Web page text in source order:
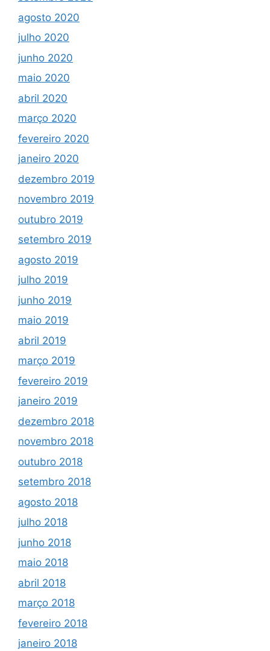
agosto 2020
julho 2020
junho 2020
maio 2020
abril 2020
março 2020
fevereiro 2020
janeiro 2020
dezembro 2019
novembro 2019
outubro 2019
setembro 2019
agosto 2019
julho 2019
junho 2019
maio 2019
abril 2019
março 2019
fevereiro 2019
janeiro 2019
dezembro 2018
novembro 2018
outubro 2018
setembro 2018
agosto 2018
julho 2018
junho 2018
maio 2018
abril 2018
março 2018
fevereiro 2018
janeiro 2018